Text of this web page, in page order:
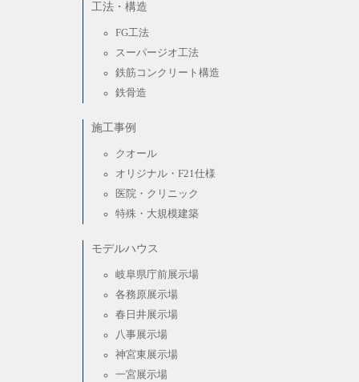
工法・構造
FG工法
スーパージオ工法
鉄筋コンクリート構造
鉄骨造
施工事例
クオール
オリジナル・F21仕様
医院・クリニック
特殊・大規模建築
モデルハウス
岐阜県庁前展示場
各務原展示場
春日井展示場
八事展示場
神宮東展示場
一宮展示場